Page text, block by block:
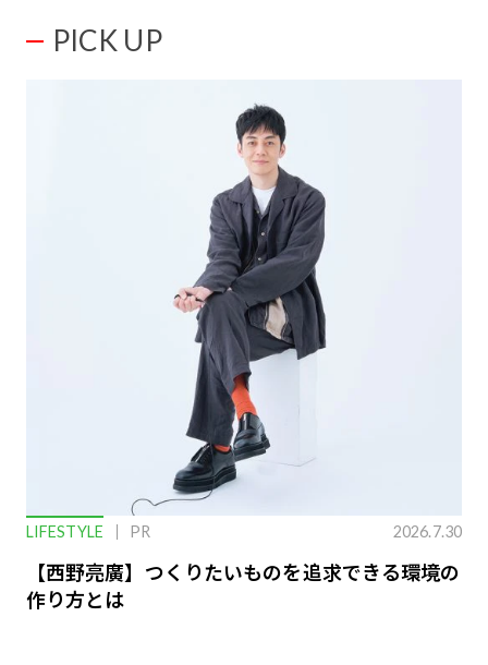
PICK UP
LIFESTYLE PR 2026.7.30
【西野亮廣】つくりたいものを追求できる環境の
作り方とは